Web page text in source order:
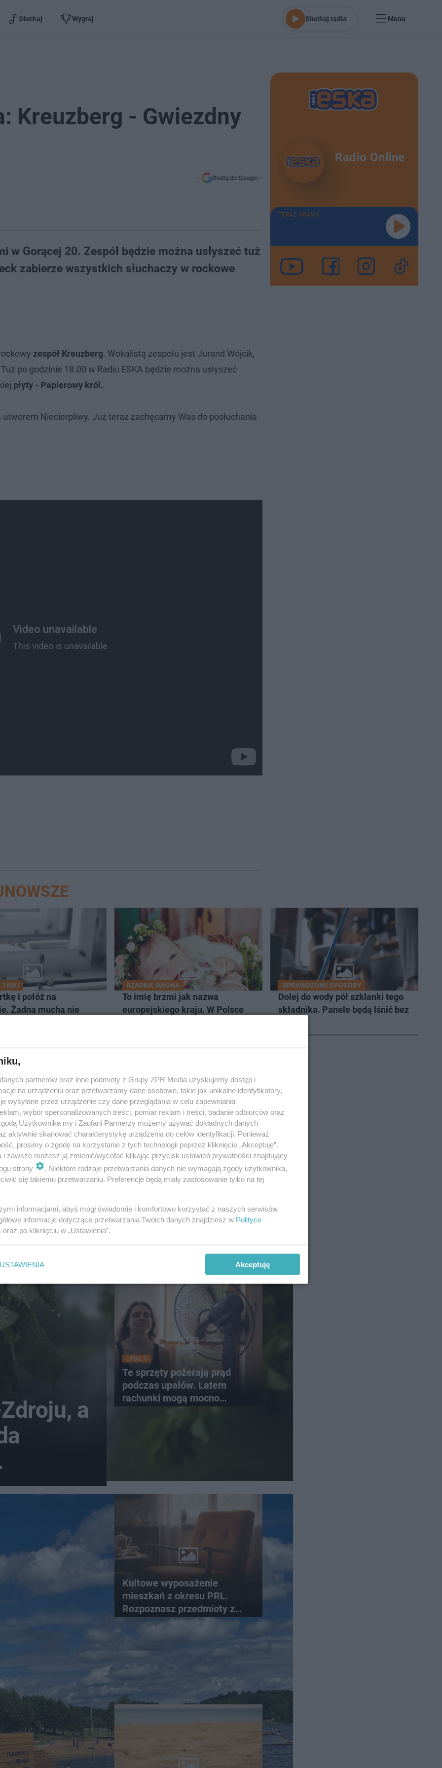
Słuchaj Wygraj Słuchaj radia Menu
Kreuzberg - Gwiezdny
Dodaj do Google
w Gorącej 20. Zespół będzie można usłyszeć tuż
zabierze wszystkich słuchaczy w rockowe
zespół Kreuzberg. Wokalistą zespołu jest Jurand Wójcik,
po godzinie 18.00 w Radiu ESKA będzie można usłyszeć
płyty - Papierowy król.
Niecierpliwy. Już teraz zachęcamy Was do posłuchania
Radio Online
TERAZ GRAMY
TRIKI
i połóż na
Żadna mucha nie
domu
RZADKIE IMIONA
To imię brzmi jak nazwa
europejskiego kraju. W Polsce
SPRAWDZONE SPOSOBY
Dolej do wody pół szklanki tego
składnika. Panele będą lśnić bez
a
CIEKAWOSTKA
To najpiękniejsza plaża w
Świętokrzyskiem według AI.
Z widokiem na najwyższy
UPAŁY
Te sprzęty pożerają prąd
podczas upałów. Latem
rachunki mogą mocno
Kultowe wyposażenie
mieszkań z okresu PRL.
Rozpoznasz przedmioty z
tamtych lat?
partnerów oraz inne podmioty z Grupy ZPR Media uzyskujemy dostęp i
na urządzeniu oraz przetwarzamy dane osobowe, takie jak unikalne identyfikatory,
wysyłane przez urządzenie czy dane przeglądania w celu zapewniania
wybór spersonalizowanych treści, pomiar reklam i treści, badanie odbiorców oraz
Użytkownika my i Zaufani Partnerzy możemy używać dokładnych danych
aktywnie skanować charakterystykę urządzenia do celów identyfikacji. Ponieważ
prosimy o zgodę na korzystanie z tych technologii poprzez kliknięcie „Akceptuję”.
i zawsze możesz ją zmienić/wycofać klikając przycisk ustawień prywatności znajdujący
strony
. Niektóre rodzaje przetwarzania danych nie wymagają zgody użytkownika,
się takiemu przetwarzaniu. Preferencje będą miały zastosowanie tylko na tej
informacjami, abyś mógł świadomie i komfortowo korzystać z naszych serwisów
informacje dotyczące przetwarzania Twoich danych znajdziesz w Polityce
oraz po kliknięciu w „Ustawienia”.
USTAWIENIA Akceptuję